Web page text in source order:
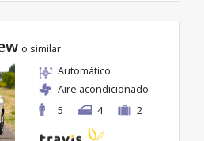
o similar
Automático
Aire acondicionado
5
4 2